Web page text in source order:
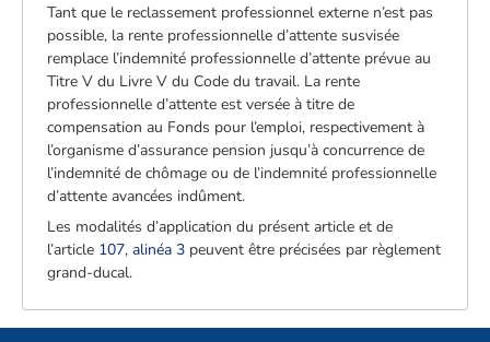
Tant que le reclassement professionnel externe n’est pas
possible, la rente professionnelle d’attente susvisée
remplace l’indemnité professionnelle d’attente prévue au
Titre V du Livre V du Code du travail. La rente
professionnelle d’attente est versée à titre de
compensation au Fonds pour l’emploi, respectivement à
l’organisme d’assurance pension jusqu’à concurrence de
l’indemnité de chômage ou de l’indemnité professionnelle
d’attente avancées indûment.
Les modalités d’application du présent article et de
l’article 107, alinéa 3 peuvent être précisées par règlement
grand-ducal.